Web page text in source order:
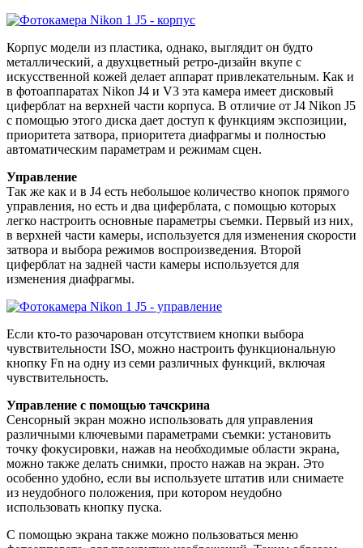
Корпус модели из пластика, однако, выглядит он будто
металлический, а двухцветный ретро-дизайн вкупе с
искусственной кожей делает аппарат привлекательным. Как и
в фотоаппаратах Nikon J4 и V3 эта камера имеет дисковый
циферблат на верхней части корпуса. В отличие от J4 Nikon J5
с помощью этого диска дает доступ к функциям экспозиции,
приоритета затвора, приоритета диафрагмы и полностью
автоматическим параметрам и режимам сцен.
Управление
Так же как и в J4 есть небольшое количество кнопок прямого
управления, но есть и два циферблата, с помощью которых
легко настроить основные параметры съемки. Первый из них,
в верхней части камеры, используется для изменения скорости
затвора и выбора режимов воспроизведения. Второй
циферблат на задней части камеры используется для
изменения диафрагмы.
Если кто-то разочарован отсутствием кнопки выбора
чувствительности ISO, можно настроить функциональную
кнопку Fn на одну из семи различных функций, включая
чувствительность.
Управление с помощью тачскрина
Сенсорный экран можно использовать для управления
различными ключевыми параметрами съемки: установить
точку фокусировки, нажав на необходимые области экрана,
можно также делать снимки, просто нажав на экран. Это
особенно удобно, если вы используете штатив или снимаете
из неудобного положения, при котором неудобно
использовать кнопку пуска.
С помощью экрана также можно пользоваться меню